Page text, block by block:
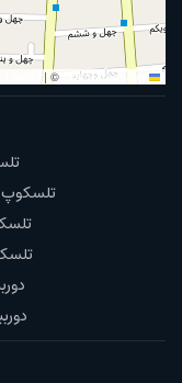
| © OpenStreetMap
تلسکوپ